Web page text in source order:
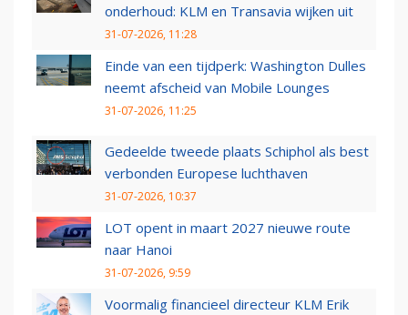
onderhoud: KLM en Transavia wijken uit
31-07-2026, 11:28
Einde van een tijdperk: Washington Dulles
neemt afscheid van Mobile Lounges
31-07-2026, 11:25
Gedeelde tweede plaats Schiphol als best
verbonden Europese luchthaven
31-07-2026, 10:37
LOT opent in maart 2027 nieuwe route
naar Hanoi
31-07-2026, 9:59
Voormalig financieel directeur KLM Erik